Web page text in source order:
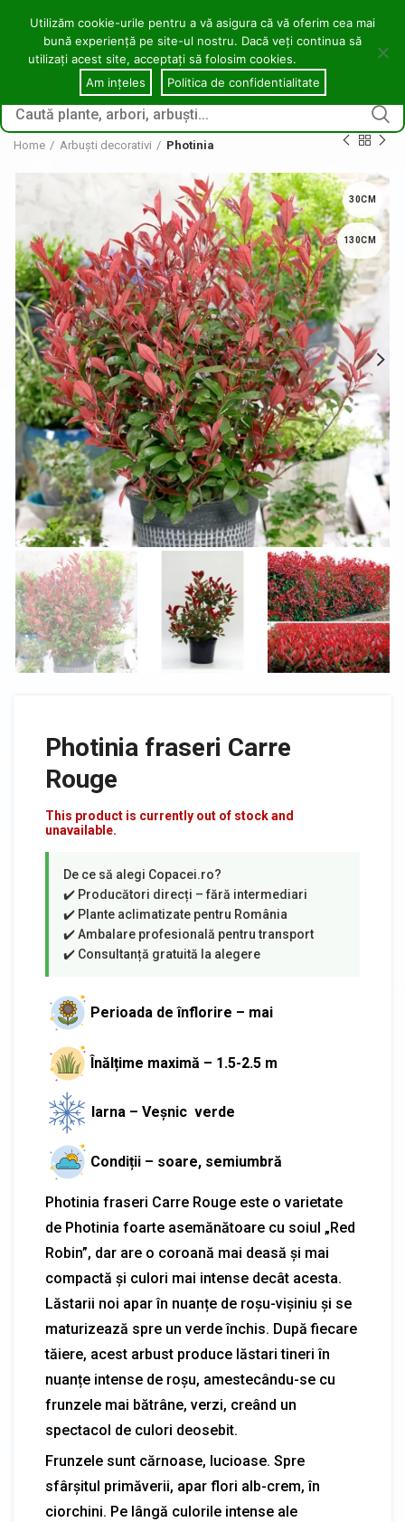
contact@copacei.ro 0746 772 559 Aleea Freziilor, Zalău
0 CONECTARE /
Home Arbuști decorativi Photinia
30CM
130CM
Photinia fraseri Carre
Rouge
This product is currently out of stock and
unavailable.
Perioada de înflorire – mai
Înălțime maximă – 1.5-2.5 m
Iarna – Veșnic verde
Condiții – soare, semiumbră
Photinia fraseri Carre Rouge este o varietate
de Photinia foarte asemănătoare cu soiul „Red
Robin”, dar are o coroană mai deasă și mai
compactă și culori mai intense decât acesta.
Lăstarii noi apar în nuanțe de roșu-vișiniu și se
maturizează spre un verde închis. După fiecare
tăiere, acest arbust produce lăstari tineri în
nuanțe intense de roșu, amestecându-se cu
frunzele mai bătrâne, verzi, creând un
spectacol de culori deosebit.
Frunzele sunt cărnoase, lucioase. Spre
sfârșitul primăverii, apar flori alb-crem, în
ciorchini. Pe lângă culorile intense ale
Utilizăm cookie-urile pentru a vă asigura că vă oferim cea mai
bună experiență pe site-ul nostru. Dacă veți continua să
utilizați acest site, acceptați să folosim cookies.
Am ințeles
Politica de confidentialitate